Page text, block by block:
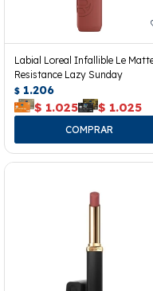
Labial Loreal Infallible Le
Resistance Lazy Sunday
$ 1.206
$ 1.025 $ 1.025